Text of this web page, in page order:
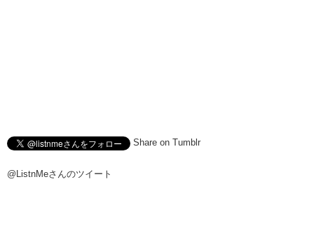
Share on Tumblr
@ListnMeさんのツイート